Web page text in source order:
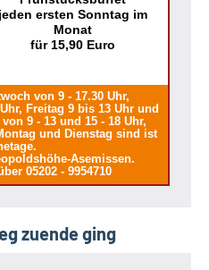
jeden ersten Sonntag im
Monat
für 15,90 Euro
von 9 - 17.30 Uhr,
Freitag 9 bis 13 Uhr und
9 - 13 und 15 - 18 Uhr,
und Dienstag sind ist
Asemissen.
05202 - 9954710
zuende ging